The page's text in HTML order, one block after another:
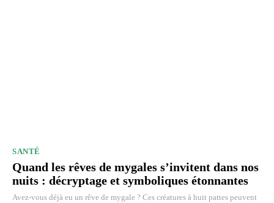
SANTÉ
Quand les rêves de mygales s’invitent dans nos
nuits : décryptage et symboliques étonnantes
Avez-vous déjà eu un rêve de mygale ? Ces créatures à huit pattes peuvent